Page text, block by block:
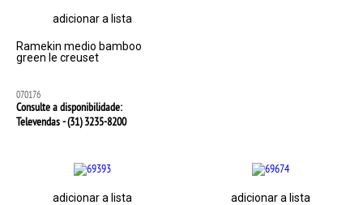
adicionar a lista
Ramekin medio bamboo
green le creuset
070176
Consulte a disponibilidade:
Televendas - (31)3235-8200
adicionar a lista adicionar a lista